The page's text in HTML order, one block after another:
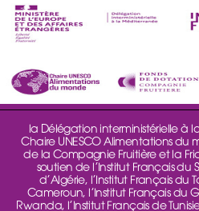
la Délégation interministérielle à
Chaire UNESCO Alimentations
de la Compagnie Fruitière et la
soutien de l’Institut Français du
d’Algérie, l’Institut Français du
Cameroun, l’Institut Français du
Rwanda, l’Institut Français de